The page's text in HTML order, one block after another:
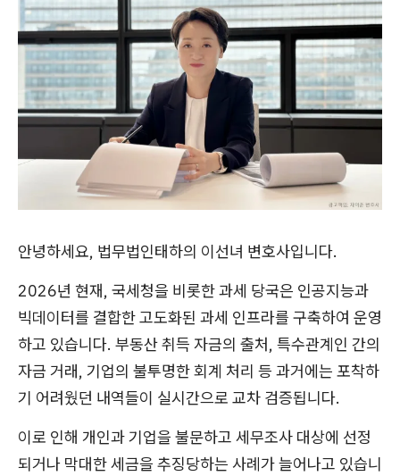
안녕하세요, 법무법인태하의 이선녀 변호사입니다.
2026년 현재, 국세청을 비롯한 과세 당국은 인공지능과
빅데이터를 결합한 고도화된 과세 인프라를 구축하여 운영
하고 있습니다. 부동산 취득 자금의 출처, 특수관계인 간의
자금 거래, 기업의 불투명한 회계 처리 등 과거에는 포착하
기 어려웠던 내역들이 실시간으로 교차 검증됩니다.
이로 인해 개인과 기업을 불문하고 세무조사 대상에 선정
되거나 막대한 세금을 추징당하는 사례가 늘어나고 있습니